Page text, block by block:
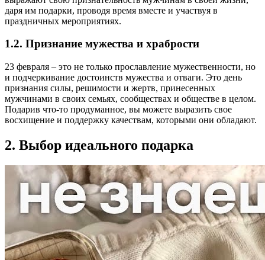
даря им подарки, проводя время вместе и участвуя в
праздничных мероприятиях.
1.2. Признание мужества и храбрости
23 февраля – это не только прославление мужественности, но
и подчеркивание достоинств мужества и отваги. Это день
признания силы, решимости и жертв, принесенных
мужчинами в своих семьях, сообществах и обществе в целом.
Подарив что-то продуманное, вы можете выразить свое
восхищение и поддержку качествам, которыми они обладают.
2. Выбор идеального подарка